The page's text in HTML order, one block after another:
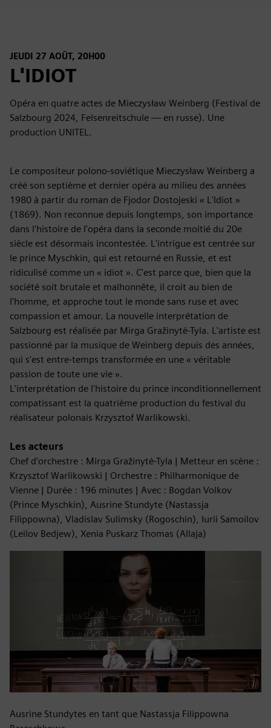
JEUDI 27 AOÛT, 20H00
L'IDIOT
Opéra en quatre actes de Mieczysław Weinberg (Festival de
Salzbourg 2024, Felsenreitschule — en russe). Une
production UNITEL.
Le compositeur polono-soviétique Mieczysław Weinberg a
créé son septième et dernier opéra au milieu des années
1980 à partir du roman de Fjodor Dostojeski « L'Idiot »
(1869). Non reconnue depuis longtemps, son importance
dans l'histoire de l'opéra dans la seconde moitié du 20e
siècle est désormais incontestée. L'intrigue est centrée sur
le prince Myschkin, qui est retourné en Russie, et est
ridiculisé comme un « idiot ». C'est parce que, bien que la
société soit brutale et malhonnête, il croit au bien de
l'homme, et approche tout le monde sans ruse et avec
compassion et amour. La nouvelle interprétation de
Salzbourg est réalisée par Mirga Gražinytė-Tyla. L'artiste est
passionné par la musique de Weinberg depuis des années,
qui s'est entre-temps transformée en une « véritable
passion de toute une vie ».
L'interprétation de l'histoire du prince inconditionnellement
compatissant est la quatrième production du festival du
réalisateur polonais Krzysztof Warlikowski.
Les acteurs
Chef d'orchestre : Mirga Gražinytė-Tyla | Metteur en scène :
Krzysztof Warlikowski | Orchestre : Philharmonique de
Vienne | Durée : 196 minutes | Avec : Bogdan Volkov
(Prince Myschkin), Ausrine Stundyte (Nastassja
Filippowna), Vladislav Sulimsky (Rogoschin), Iurii Samoilov
(Leilov Bedjew), Xenia Puskarz Thomas (Allaja)
Ausrine Stundytes en tant que Nastassja Filippowna